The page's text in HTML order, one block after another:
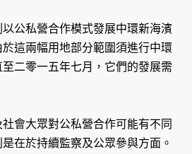
公私營合作模式發展中環新海濱
這兩幅用地部分範圍須進行中環
二零一五年七月，它們的發展需
會大眾對公私營合作可能有不同
在於持續監察及公眾參與方面。